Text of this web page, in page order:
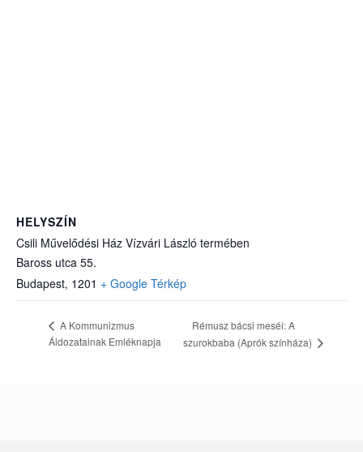
HELYSZÍN
Csili Művelődési Ház Vízvári László termében
Baross utca 55.
Budapest, 1201 + Google Térkép
A Kommunizmus
Áldozatainak Emléknapja
Rémusz bácsi meséi: A
szurokbaba (Aprók színháza)